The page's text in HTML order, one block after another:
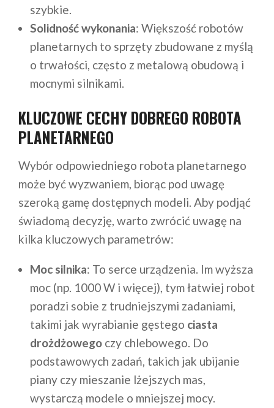
szybkie.
Solidność wykonania: Większość robotów
planetarnych to sprzęty zbudowane z myślą
o trwałości, często z metalową obudową i
mocnymi silnikami.
KLUCZOWE CECHY DOBREGO ROBOTA
PLANETARNEGO
Wybór odpowiedniego robota planetarnego
może być wyzwaniem, biorąc pod uwagę
szeroką gamę dostępnych modeli. Aby podjąć
świadomą decyzję, warto zwrócić uwagę na
kilka kluczowych parametrów:
Moc silnika: To serce urządzenia. Im wyższa
moc (np. 1000 W i więcej), tym łatwiej robot
poradzi sobie z trudniejszymi zadaniami,
takimi jak wyrabianie gęstego ciasta
drożdżowego czy chlebowego. Do
podstawowych zadań, takich jak ubijanie
piany czy mieszanie lżejszych mas,
wystarczą modele o mniejszej mocy.